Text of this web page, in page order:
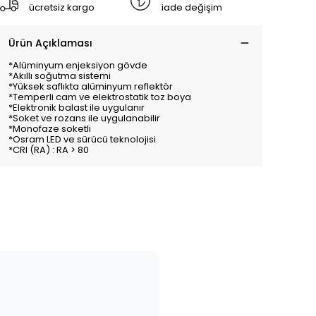
ücretsiz kargo
iade değişim
Ürün Açıklaması
*Alüminyum enjeksiyon gövde
*Akıllı soğutma sistemi
*Yüksek saflıkta alüminyum reflektör
*Temperli cam ve elektrostatik toz boya
*Elektronik balast ile uygulanır
*Soket ve rozans ile uygulanabilir
*Monofaze soketli
*Osram LED ve sürücü teknolojisi
*CRI (RA) : RA > 80